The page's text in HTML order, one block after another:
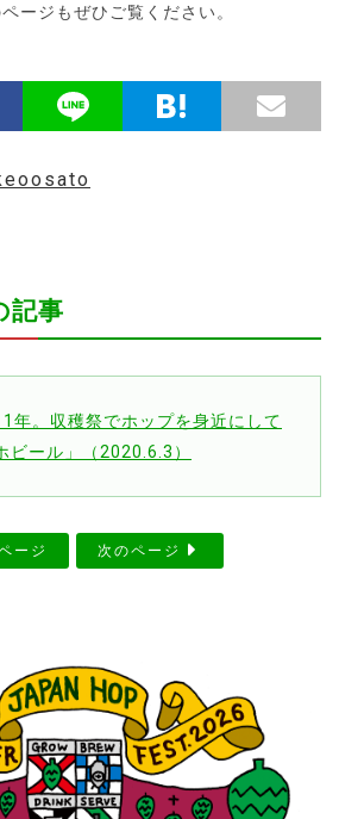
ージもぜひご覧ください。
記事
年。収穫祭でホップを身近にして
ビール」（2020.6.3）
ージ 次のページ